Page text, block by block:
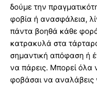
δούμε την
φοβία ή ανασφάλεια,
πάντα βοηθά κάθε
κατρακυλά στα
σημαντική απόφαση ή
να πάρεις. Μπορεί
φοβάσαι να αναλάβεις